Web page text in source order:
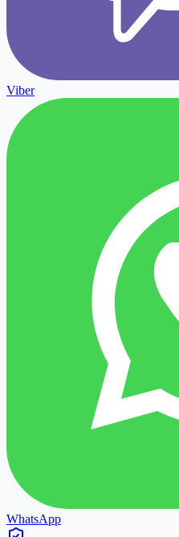
Viber
WhatsApp